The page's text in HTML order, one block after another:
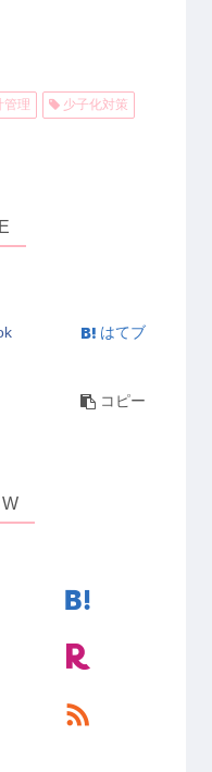
管理
少子化対策
はてブ
コピー